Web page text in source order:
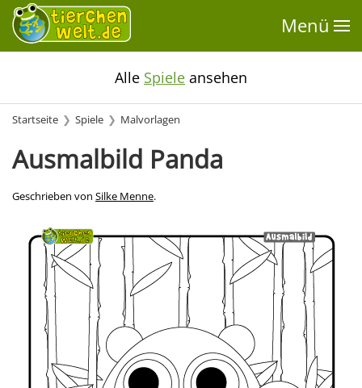
Menü
Alle Spiele ansehen
Startseite Spiele Malvorlagen
Ausmalbild Panda
Geschrieben von Silke Menne.